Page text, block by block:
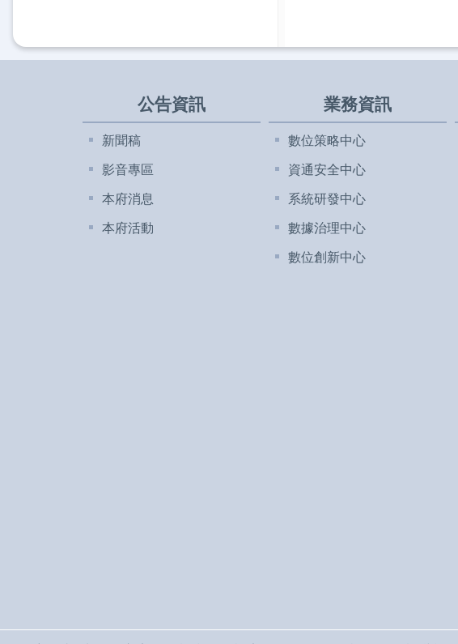
公告資訊
新聞稿
影音專區
本府消息
本府活動
業務資訊
數位策略中心
資通安全中心
系統研發中心
數據治理中心
數位創新中心